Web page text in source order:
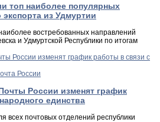
топ наиболее популярных
из Удмуртии
востребованных направлений
и Удмуртской Республики по итогам
России
России изменят график
единства
всех почтовых отделений республики